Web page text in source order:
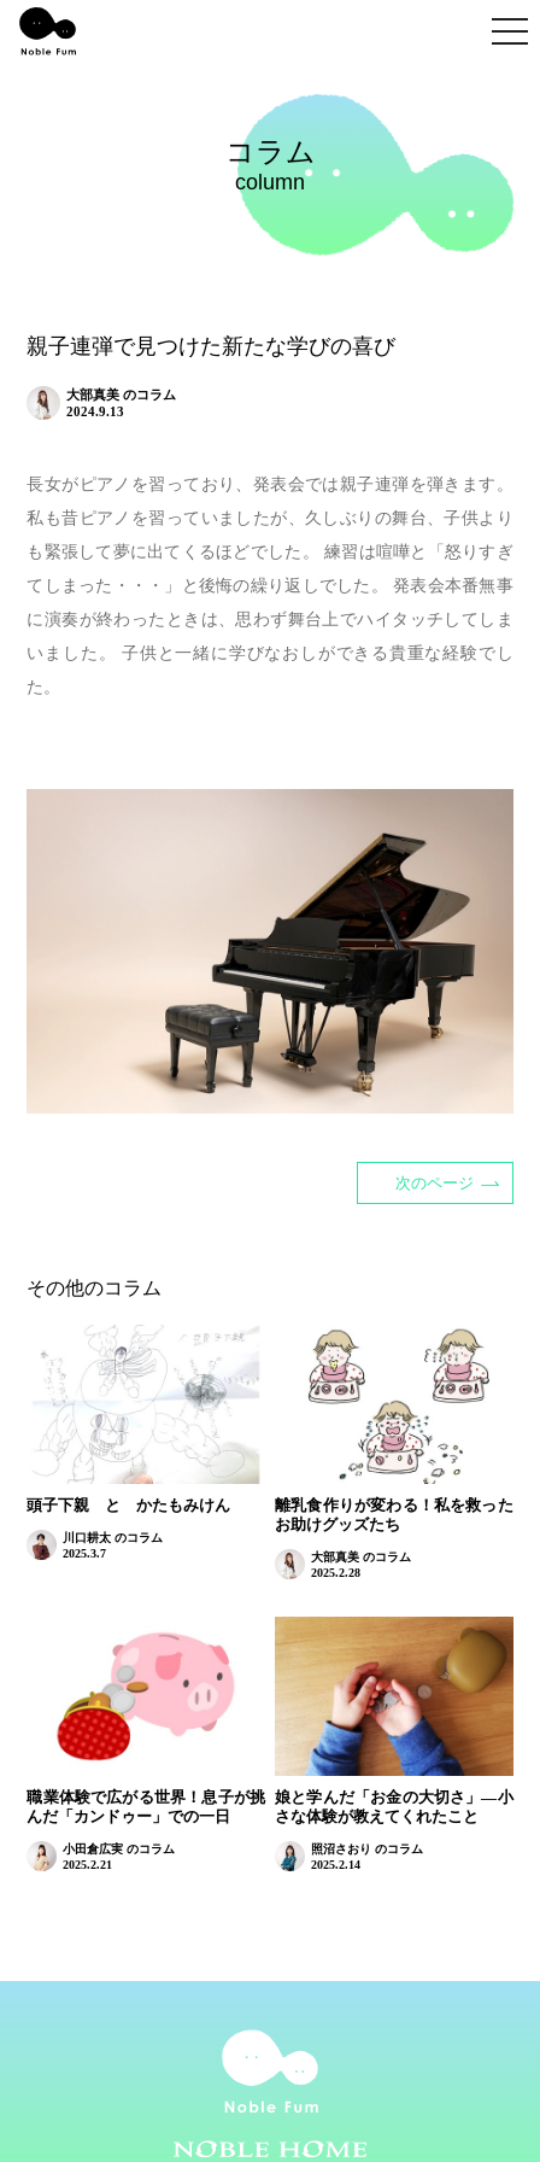
コラム
column
親子連弾で見つけた新たな学びの喜び
大部真美 のコラム
2024.9.13
長女がピアノを習っており、発表会では親子連弾を弾きます。
私も昔ピアノを習っていましたが、久しぶりの舞台、子供より
も緊張して夢に出てくるほどでした。 練習は喧嘩と「怒りすぎ
てしまった・・・」と後悔の繰り返しでした。 発表会本番無事
に演奏が終わったときは、思わず舞台上でハイタッチしてしま
いました。 子供と一緒に学びなおしができる貴重な経験でし
た。
次のページ
その他のコラム
頭子下親 と かたもみけん
川口耕太 のコラム
2025.3.7
離乳食作りが変わる！私を救った
お助けグッズたち
大部真美 のコラム
2025.2.28
職業体験で広がる世界！息子が挑
んだ「カンドゥー」での一日
小田倉広実 のコラム
2025.2.21
娘と学んだ「お金の大切さ」—小
さな体験が教えてくれたこと
照沼さおり のコラム
2025.2.14